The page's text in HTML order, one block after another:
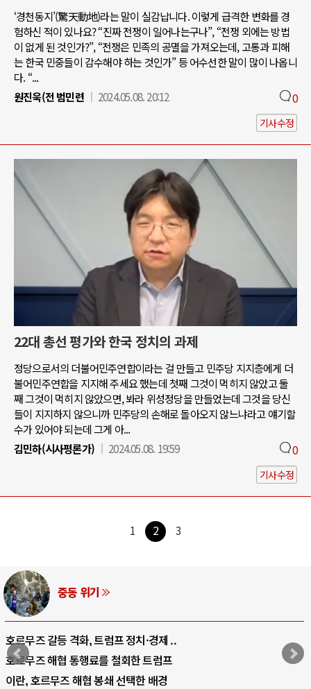
‘경천동지’(驚天動地)라는 말이 실감납니다. 이렇게 급격한 변화를 경
험하신 적이 있나요? “진짜 전쟁이 일어나는구나”, “전쟁 외에는 방법
이 없게 된 것인가?”, “전쟁은 민족의 공멸을 가져오는데, 고통과 피해
는 한국 민중들이 감수해야 하는 것인가” 등 어수선한 말이 많이 나옵니
다. “...
원진욱(전 범민련
2024.05.08. 20:12 0
기사수정
22대 총선 평가와 한국 정치의 과제
정당으로서의 더불어민주연합이라는 걸 만들고 민주당 지지층에게 더
불어민주연합을 지지해 주세요 했는데 첫째 그것이 먹히지 않았고 둘
째 그것이 먹히지 않았으면, 봐라 위성정당을 만들었는데 그것을 당신
들이 지지하지 않으니까 민주당의 손해로 돌아오지 않느냐라고 얘기할
수가 있어야 되는데 그게 아...
김민하(시사평론가)
2024.05.08. 19:59 0
기사수정
1 2 3
중동 위기
호르무즈 갈등 격화, 트럼프 정치·경제 ..
호르무즈 해협 통행료를 철회한 트럼프
이란, 호르무즈 해협 봉쇄 선택한 배경